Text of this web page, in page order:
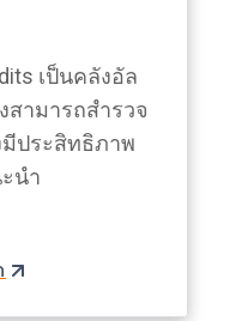
เป็นคลังอัล
ามารถสำรวจ
ประสิทธิภาพ
นำ